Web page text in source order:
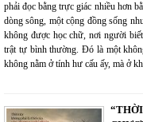
phải đọc bằng trực giác nhiều hơn
dòng sông, một cộng đồng sống
không được học chữ, nơi người
trật tự bình thường. Đó là một
không nằm ở tính hư cấu ấy, mà ở